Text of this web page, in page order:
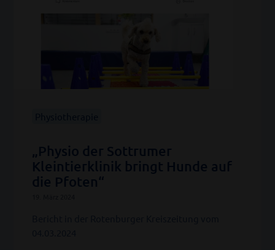
„Physio der Sottrumer
Kleintierklinik bringt Hunde auf
die Pfoten“